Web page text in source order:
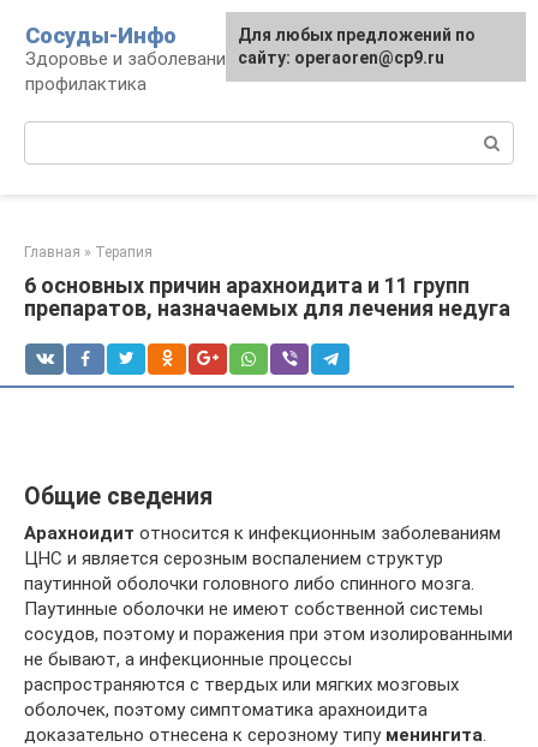
контенту
Сосуды-Инфо
Здоровье и заболевания сосудов и сердца,
профилактика
Главная » Терапия
6 основных причин арахноидита и 11 групп
препаратов, назначаемых для лечения недуга
Общие сведения
Арахноидит относится к инфекционным заболеваниям
ЦНС и является серозным воспалением структур
паутинной оболочки головного либо спинного мозга.
Паутинные оболочки не имеют собственной системы
сосудов, поэтому и поражения при этом изолированными
не бывают, а инфекционные процессы
распространяются с твердых или мягких мозговых
оболочек, поэтому симптоматика арахноидита
доказательно отнесена к серозному типу менингита.
Для любых предложений по
сайту: operaoren@cp9.ru